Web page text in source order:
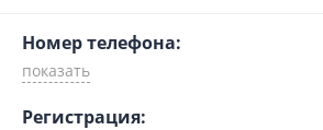
Номер телефона:
Регистрация: